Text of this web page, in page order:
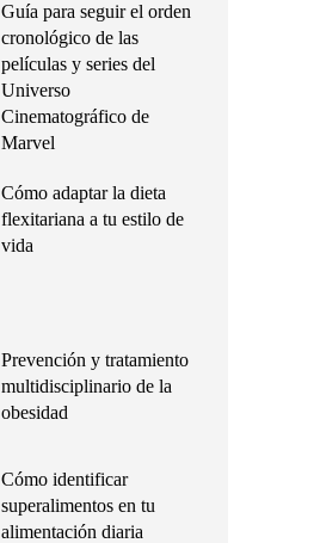
Guía para seguir el orden
cronológico de las
películas y series del
Universo
Cinematográfico de
Marvel
Cómo adaptar la dieta
flexitariana a tu estilo de
vida
Prevención y tratamiento
multidisciplinario de la
obesidad
Cómo identificar
superalimentos en tu
alimentación diaria